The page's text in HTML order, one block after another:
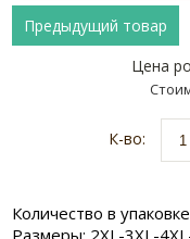
Предыдущий товар
Цена
К-во:
Количество в